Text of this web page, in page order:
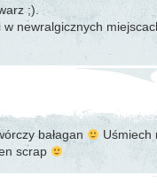
;).
newralgicznych
bałagan
Uśmiech
scrap